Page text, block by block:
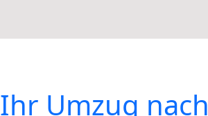
Ihr Umzug nach